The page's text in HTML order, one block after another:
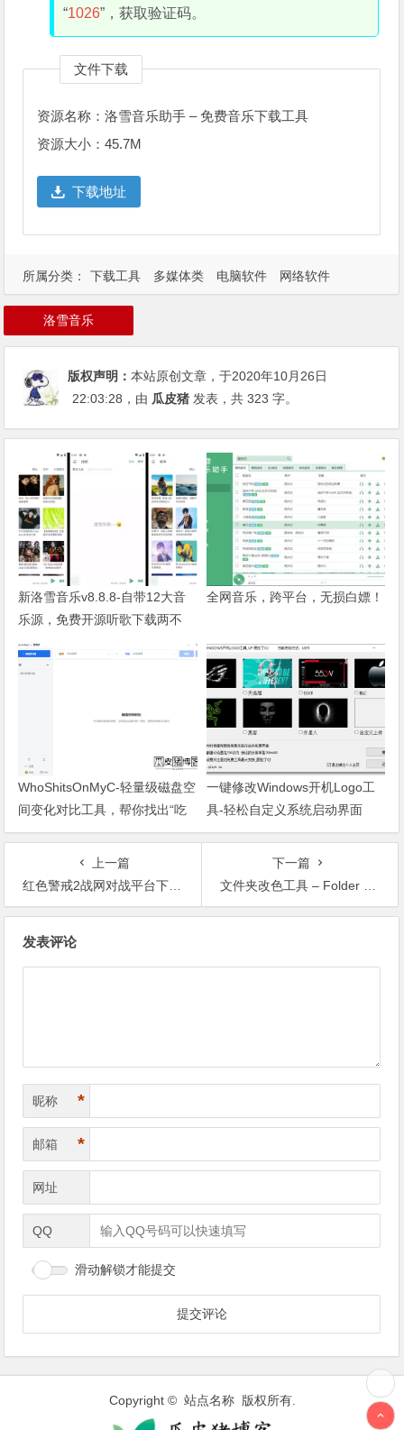
“1026”，获取验证码。
文件下载
资源名称：洛雪音乐助手 – 免费音乐下载工具
资源大小：45.7M
下载地址
所属分类： 下载工具 多媒体类 电脑软件 网络软件
洛雪音乐
版权声明：本站原创文章，于2020年10月26日
22:03:28 ，由 瓜皮猪 发表，共 323 字。
新洛雪音乐v8.8.8-自带12大音
乐源，免费开源听歌下载两不
误！
全网音乐，跨平台，无损白嫖！
WhoShitsOnMyC-轻量级磁盘空
间变化对比工具，帮你找出“吃
掉”空间的罪魁祸首
一键修改Windows开机Logo工
具-轻松自定义系统启动界面
上一篇
红色警戒2战网对战平台下载及使用说明
下一篇
文件夹改色工具 – Folder Painter
发表评论
昵称 *
邮箱 *
网址
QQ
滑动解锁才能提交
Copyright © 站点名称 版权所有.